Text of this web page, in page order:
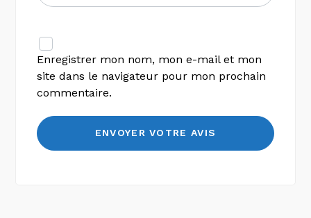
Enregistrer mon nom, mon e-mail et mon
site dans le navigateur pour mon prochain
commentaire.